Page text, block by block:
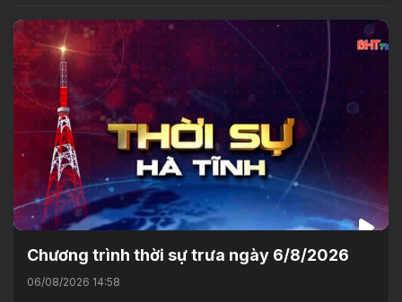
Chương trình thời sự trưa ngày 6/8/2026
06/08/2026 14:58